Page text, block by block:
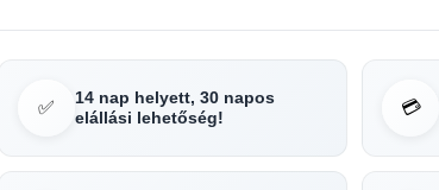
✅
14 nap helyett, 30 napos
elállási lehetőség!
💳